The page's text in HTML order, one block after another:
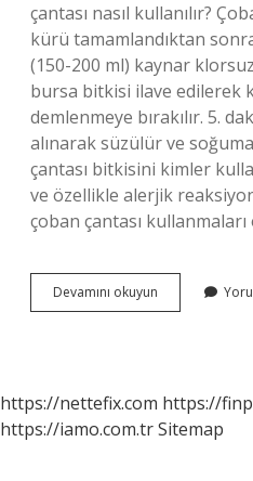
çantası nasıl kullanılır?
kürü tamamlandıktan
(150-200 ml) kaynar
bursa bitkisi ilave edilerek
demlenmeye bırakılır. 5.
alınarak süzülür ve
çantası bitkisini kimler
ve özellikle alerjik
çoban çantası
Devamını okuyun
Çantası
https://nettefix.com https://
https://iamo.com.trSitemap